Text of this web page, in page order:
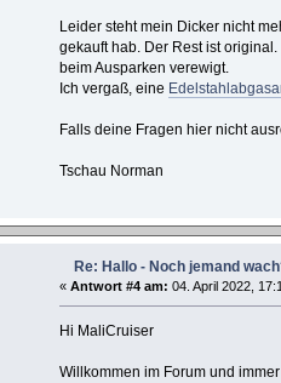
Leider steht mein Dicker nicht
gekauft hab. Der Rest ist
beim Ausparken verewigt.
Ich vergaß, eine
Falls deine Fragen hier nicht
Tschau Norman
Re: Hallo - Noch jemand
« Antwort #4 am: 04. April 2022,
Hi MaliCruiser
Willkommen im Forum und